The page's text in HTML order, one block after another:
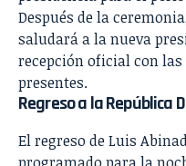
Después de la
saludará a la nueva
recepción oficial con
presentes.
Regreso a la República
El regreso de Luis
programado para la